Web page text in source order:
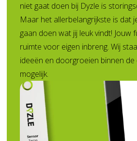
niet gaat doen bij Dyzle is
Maar het allerbelangrijkste is dat
gaan doen wat jij leuk vindt! Jouw
ruimte voor eigen inbreng. Wij
ideeën en doorgroeien binnen de
mogelijk.